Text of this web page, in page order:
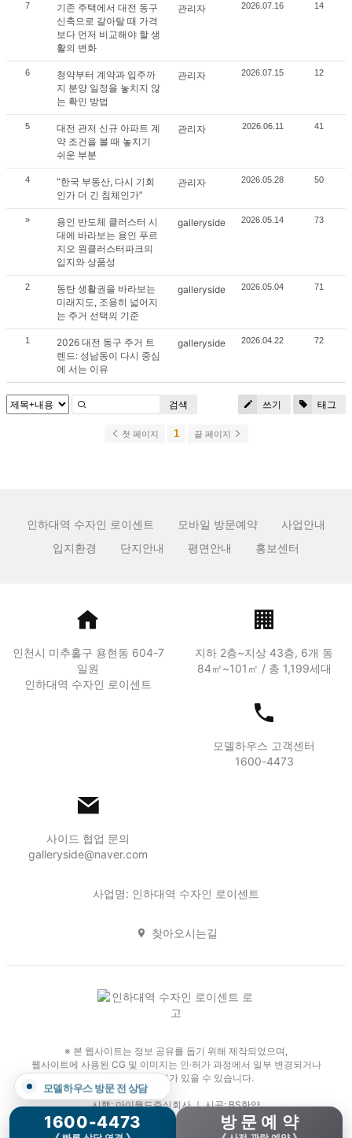
7
기존 주택에서 대전 동구
신축으로 갈아탈 때 가격
보다 먼저 비교해야 할 생
활의 변화
관리자 2026.07.16 14
6
청약부터 계약과 입주까
지 분양 일정을 놓치지 않
는 확인 방법
관리자 2026.07.15 12
5
대전 관저 신규 아파트 계
약 조건을 볼 때 놓치기
쉬운 부분
관리자 2026.06.11 41
4
“한국 부동산, 다시 기회
인가 더 긴 침체인가”
관리자 2026.05.28 50
»
용인 반도체 클러스터 시
대에 바라보는 용인 푸르
지오 원클러스터파크의
입지와 상품성
galleryside 2026.05.14 73
2
동탄 생활권을 바라보는
미래지도, 조용히 넓어지
는 주거 선택의 기준
galleryside 2026.05.04 71
1
2026 대전 동구 주거 트
렌드: 성남동이 다시 중심
에 서는 이유
galleryside 2026.04.22 72
쓰기 태그
검색
첫 페이지 1 끝 페이지
인하대역 수자인 로이센트 모바일 방문예약
사업안내
입지환경
단지안내 평면안내 홍보센터
인천시 미추홀구 용현동 604-7
일원
인하대역 수자인 로이센트
지하 2층~지상 43층, 6개 동
84㎡~101㎡ / 총 1,199세대
모델하우스 고객센터
1600-4473
사이드 협업 문의
galleryside@naver.com
사업명: 인하대역 수자인 로이센트
찾아오시는길
※ 본 웹사이트는 정보 공유를 돕기 위해 제작되었으며,
웹사이트에 사용된 CG 및 이미지는 인·허가 과정에서 일부 변경되거나
실제와 다소 차이가 있을 수 있습니다.
시행: 아이월드주식회사 ｜ 시공: BS한양
Copyright 2026. 인하대역 수자인 로이센트. All Rights Reserved.
모델하우스 방문 전 상담
1600-4473 방 문 예 약